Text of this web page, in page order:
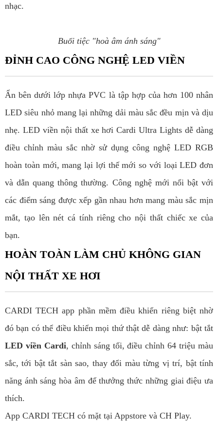
nhạc.
Buổi tiệc "hoà âm ánh sáng"
ĐỈNH CAO CÔNG NGHỆ LED VIỀN
Ẩn bên dưới lớp nhựa PVC là tập hợp của hơn 100 nhân
LED siêu nhỏ mang lại những dải màu sắc đều mịn và dịu
nhẹ. LED viền nội thất xe hơi Cardi Ultra Lights dễ dàng
điều chỉnh màu sắc nhờ sử dụng công nghệ LED RGB
hoàn toàn mới, mang lại lợi thế mới so với loại LED đơn
và dẫn quang thông thường. Công nghệ mới nổi bật với
các điểm sáng được xếp gần nhau hơn mang màu sắc mịn
mắt, tạo lên nét cá tính riêng cho nội thất chiếc xe của
bạn.
HOÀN TOÀN LÀM CHỦ KHÔNG GIAN
NỘI THẤT XE HƠI
CARDI TECH app phần mềm điều khiển riêng biệt nhờ
đó bạn có thể điều khiển mọi thứ thật dễ dàng như: bật tắt
LED viền Cardi, chỉnh sáng tối, điều chỉnh 64 triệu màu
sắc, tới bật tắt sàn sao, thay đổi màu từng vị trí, bật tính
năng ánh sáng hòa âm để thưởng thức những giai điệu ưa
thích.
App CARDI TECH có mặt tại Appstore và CH Play.